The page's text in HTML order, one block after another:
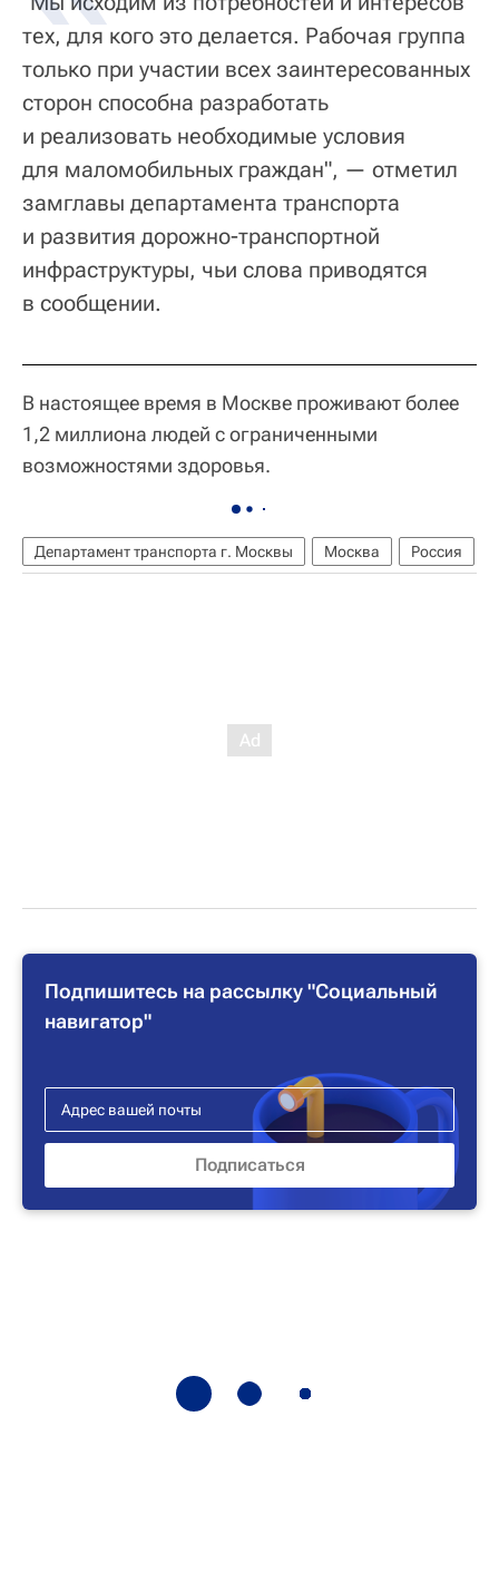
тех, для кого это делается. Рабочая группа
только при участии всех заинтересованных
сторон способна разработать
и реализовать необходимые условия
для маломобильных граждан", — отметил
замглавы департамента транспорта
и развития дорожно-транспортной
инфраструктуры, чьи слова приводятся
в сообщении.
В настоящее время в Москве проживают более
1,2 миллиона людей с ограниченными
возможностями здоровья.
Департамент транспорта г. Москвы Москва Россия
Подпишитесь на рассылку "Социальный
навигатор"